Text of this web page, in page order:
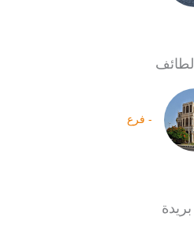
الطائف
- فرع
بريدة